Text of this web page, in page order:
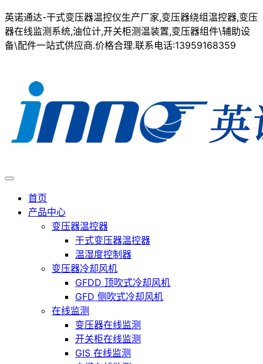
英诺通达-干式变压器温控仪生产厂家,变压器绕组温控器,变压
器在线监测系统,油位计,开关柜测温装置,变压器组件\辅助设
备\配件一站式供应商.价格合理.联系电话:13959168359
首页
产品中心
变压器温控器
干式变压器温控器
温湿度控制器
变压器冷却风机
GFDD 顶吹式冷却风机
GFD 侧吹式冷却风机
在线监测
变压器在线监测
开关柜在线监测
GIS 在线监测